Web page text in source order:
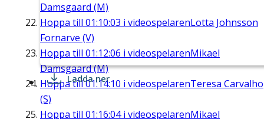
Damsgaard (M)
Hoppa till 01:10:03 i videospelarenLotta Johnsson
Fornarve (V)
Hoppa till 01:12:06 i videospelarenMikael
Damsgaard (M)
Hoppa till01:14:10 i videospelarenTeresa Carvalho
(S)
Hoppa till 01:16:04i videospelarenMikael
Ladda ner